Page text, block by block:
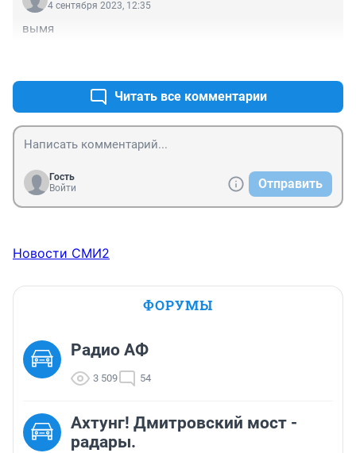
4 сентября 2023, 12:35
вымя
Читать все комментарии
Гость
Войти
Отправить
Новости СМИ2
ФОРУМЫ
Радио АФ
3 509 54
Ахтунг! Дмитровский мост -
радары.